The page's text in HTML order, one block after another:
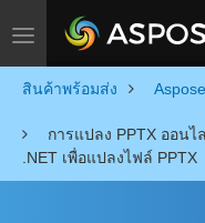
Toggle navigation
สินค้าพร้อมส่ง
การแปลง PPTX ออน
.NET เพื่อแปลงไฟล์ PPTX